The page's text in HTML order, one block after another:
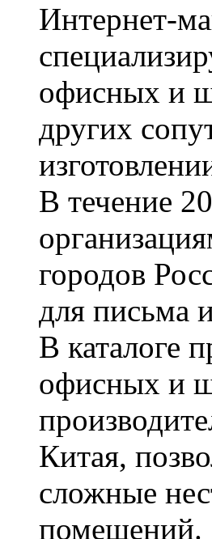
Интернет-
офисных и
других
В течение
городов
для письма
В каталоге
офисных и
Китая,
сложные
помещений.